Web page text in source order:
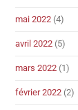
mai 2022 (4)
avril 2022 (5)
mars 2022 (1)
février 2022 (2)